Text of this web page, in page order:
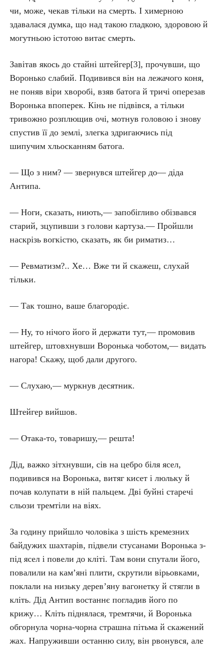
чи, може, чекав тільки на смерть. І химерною
здавалася думка, що над такою гладкою, здоровою й
могутньою істотою витає смерть.
Завітав якось до стайні штейгер[3], прочувши, що
Воронько слабий. Подивився він на лежачого коня,
не поняв віри хворобі, взяв батога й тричі оперезав
Воронька впоперек. Кінь не підвівся, а тільки
тривожно розплющив очі, мотнув головою і знову
спустив її до землі, злегка здригаючись під
шипучим хльосканням батога.
— Що з ним? — звернувся штейгер до— діда
Антипа.
— Ноги, сказать, ниють,— запобігливо обізвався
старий, зцупивши з голови картуза.— Пройшли
наскрізь вогкістю, сказать, як би риматиз…
— Ревматизм?.. Хе… Вже ти й скажеш, слухай
тільки.
— Так тошно, ваше благородіє.
— Ну, то нічого його й держати тут,— промовив
штейгер, штовхнувши Воронька чоботом,— видать
нагора! Скажу, щоб дали другого.
— Слухаю,— муркнув десятник.
Штейгер вийшов.
— Отака-то, товаришу,— решта!
Дід, важко зітхнувши, сів на цебро біля ясел,
подивився на Воронька, витяг кисет і люльку й
почав колупати в ній пальцем. Дві буйні старечі
сльози тремтіли на віях.
За годину прийшло чоловіка з шість кремезних
байдужих шахтарів, підвели стусанами Воронька з-
під ясел і повели до кліті. Там вони спутали його,
повалили на кам’яні плити, скрутили вірьовками,
поклали на низьку дерев’яну вагонетку й стягли в
кліть. Дід Антип востаннє погладив його по
крижу… Кліть піднялася, тремтячи, й Воронька
обгорнула чорна-чорна страшна пітьма й скажений
жах. Напруживши останню силу, він рвонувся, але